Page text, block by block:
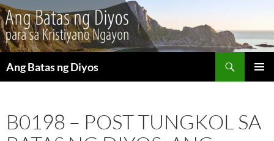
Ang Batas ng Diyos
B0198 – POST TUNGKOL SA